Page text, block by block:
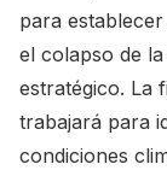
para
el colapso de
estratégico. La
trabajará para
condiciones